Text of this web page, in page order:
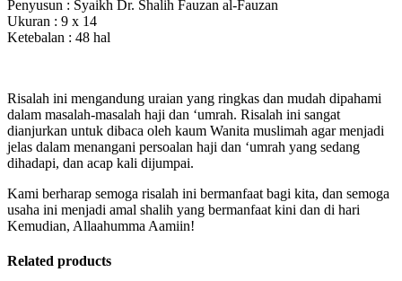
Penyusun : Syaikh Dr. Shalih Fauzan al-Fauzan
Ukuran : 9 x 14
Ketebalan : 48 hal
Risalah ini mengandung uraian yang ringkas dan mudah dipahami
dalam masalah-masalah haji dan ‘umrah. Risalah ini sangat
dianjurkan untuk dibaca oleh kaum Wanita muslimah agar menjadi
jelas dalam menangani persoalan haji dan ‘umrah yang sedang
dihadapi, dan acap kali dijumpai.
Kami berharap semoga risalah ini bermanfaat bagi kita, dan semoga
usaha ini menjadi amal shalih yang bermanfaat kini dan di hari
Kemudian, Allaahumma Aamiin!
Related products